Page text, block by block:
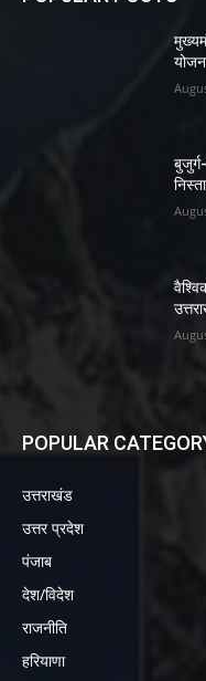
POPULAR
उत्तराखंड
उत्तर प्रदेश
पंजाब
देश/विदेश
राजनीति
हरियाणा